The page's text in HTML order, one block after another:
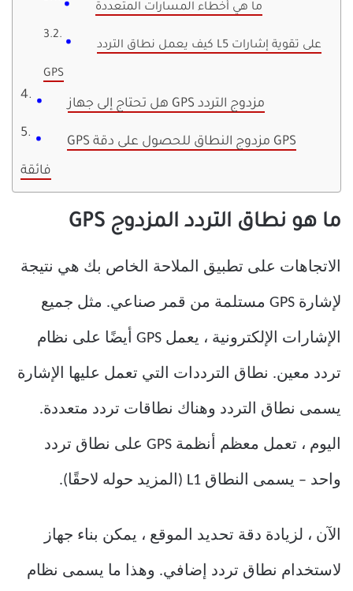
ما هي أخطاء المسارات المتعددة
كيف يعمل نطاق التردد L5 على تقوية إشارات
GPS
هل تحتاج إلى جهاز GPS مزدوج التردد
GPS مزدوج النطاق للحصول على دقة GPS
فائقة
ما هو نطاق التردد المزدوج GPS
الاتجاهات على تطبيق الملاحة الخاص بك هي نتيجة
لإشارة GPS مستلمة من قمر صناعي. مثل جميع
الإشارات الإلكترونية ، يعمل GPS أيضًا على نظام
تردد معين. نطاق الترددات التي تعمل عليها الإشارة
يسمى نطاق التردد وهناك نطاقات تردد متعددة.
اليوم ، تعمل معظم أنظمة GPS على نطاق تردد
واحد – يسمى النطاق L1 (المزيد حوله لاحقًا).
الآن ، لزيادة دقة تحديد الموقع ، يمكن بناء جهاز
لاستخدام نطاق تردد إضافي. وهذا ما يسمى نظام